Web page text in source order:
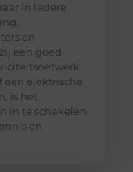
in iedere
en
een goed
een elektrische
is het
in te schakelen.
en